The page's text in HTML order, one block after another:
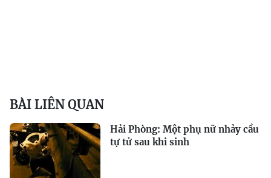
BÀI LIÊN QUAN
Hải Phòng: Một phụ nữ nhảy cầu
tự tử sau khi sinh